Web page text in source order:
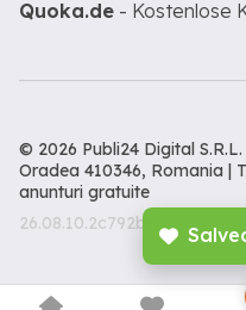
Quoka.de - Kostenlose
© 2026 Publi24 Digital
Oradea 410346, Romania |
anunturi gratuite
26.08.10.2c792b3